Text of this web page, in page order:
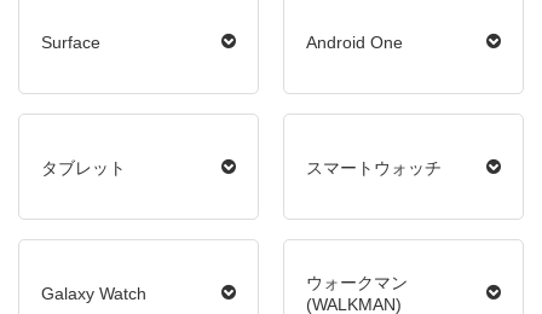
Surface Android One
タブレット スマートウォッチ
Galaxy Watch
ウォークマン
(WALKMAN)